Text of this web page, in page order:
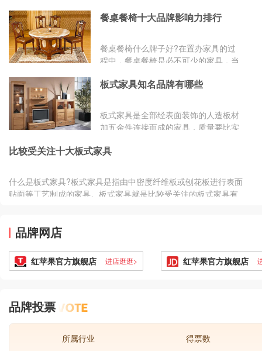
两种。
餐桌餐椅十大品牌影响力排行
餐桌餐椅什么牌子好?在置办家具的过
程中，餐桌餐椅是必不可少的家具，当
需要有牌子的比较有面子，...
板式家具知名品牌有哪些
板式家具是全部经表面装饰的人造板材
加五金件连接而成的家具，质量要比实
富于变化、外观时尚、不易变形、价格
具琳琅满目，各种样式，品牌也有很
多，但是质量和价格也是参差不齐，不
品牌深受许多人的青睐，下面为大家介
绍一下。
比较受关注十大板式家具
什么是板式家具?板式家具是指由中密度纤维板或刨花板进行表面
贴面等工艺制成的家具。板式家具就是比较受关注的板式家具有
品牌网店
红苹果官方旗舰店 进店逛逛> 红苹果官方旗舰店
品牌投票
所属行业 得票数